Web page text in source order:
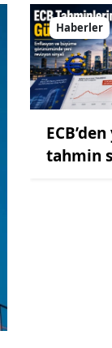
Haberler
tahmin